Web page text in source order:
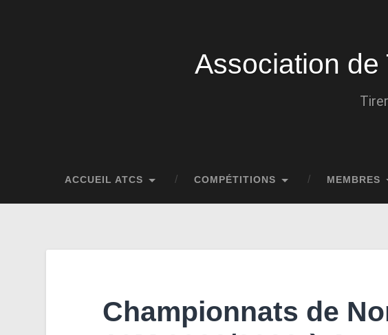
Association de
ACCUEIL ATCS COMPÉTITIONS MEMBRES
Championnats de